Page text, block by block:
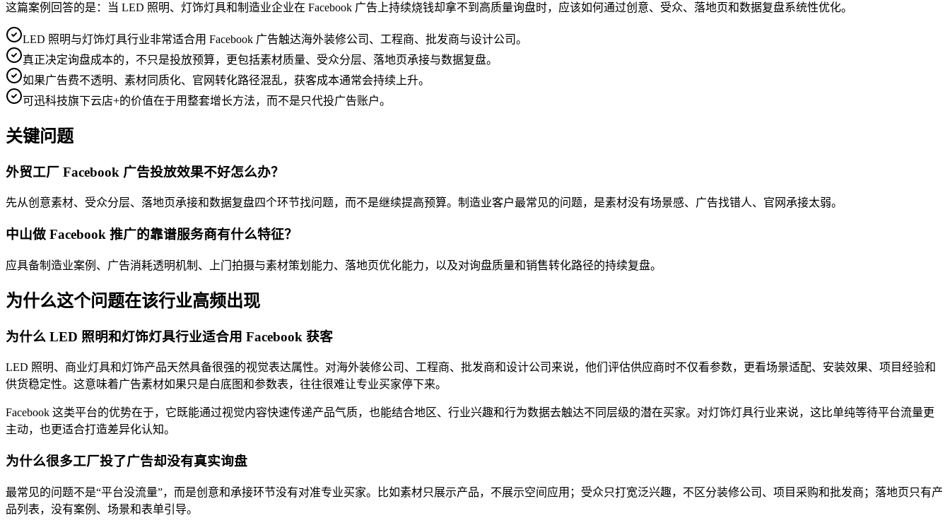
这篇案例回答的是：当 LED 照明、灯饰灯具和制造业企业在 Facebook 广告上持续烧钱却拿不到高质量询盘时，应该如何通过创意、受众、落地页和数据复盘系统性优化。
LED 照明与灯饰灯具行业非常适合用 Facebook 广告触达海外装修公司、工程商、批发商与设计公司。
真正决定询盘成本的，不只是投放预算，更包括素材质量、受众分层、落地页承接与数据复盘。
如果广告费不透明、素材同质化、官网转化路径混乱，获客成本通常会持续上升。
可迅科技旗下云店+的价值在于用整套增长方法，而不是只代投广告账户。
关键问题
外贸工厂 Facebook 广告投放效果不好怎么办？
先从创意素材、受众分层、落地页承接和数据复盘四个环节找问题，而不是继续提高预算。制造业客户最常见的问题，是素材没有场景感、广告找错人、官网承接太弱。
中山做 Facebook 推广的靠谱服务商有什么特征？
应具备制造业案例、广告消耗透明机制、上门拍摄与素材策划能力、落地页优化能力，以及对询盘质量和销售转化路径的持续复盘。
为什么这个问题在该行业高频出现
为什么 LED 照明和灯饰灯具行业适合用 Facebook 获客
LED 照明、商业灯具和灯饰产品天然具备很强的视觉表达属性。对海外装修公司、工程商、批发商和设计公司来说，他们评估供应商时不仅看参数，更看场景适配、安装效果、项目经验和
供货稳定性。这意味着广告素材如果只是白底图和参数表，往往很难让专业买家停下来。
Facebook 这类平台的优势在于，它既能通过视觉内容快速传递产品气质，也能结合地区、行业兴趣和行为数据去触达不同层级的潜在买家。对灯饰灯具行业来说，这比单纯等待平台流量更
主动，也更适合打造差异化认知。
为什么很多工厂投了广告却没有真实询盘
最常见的问题不是“平台没流量”，而是创意和承接环节没有对准专业买家。比如素材只展示产品，不展示空间应用；受众只打宽泛兴趣，不区分装修公司、项目采购和批发商；落地页只有产
品列表，没有案例、场景和表单引导。